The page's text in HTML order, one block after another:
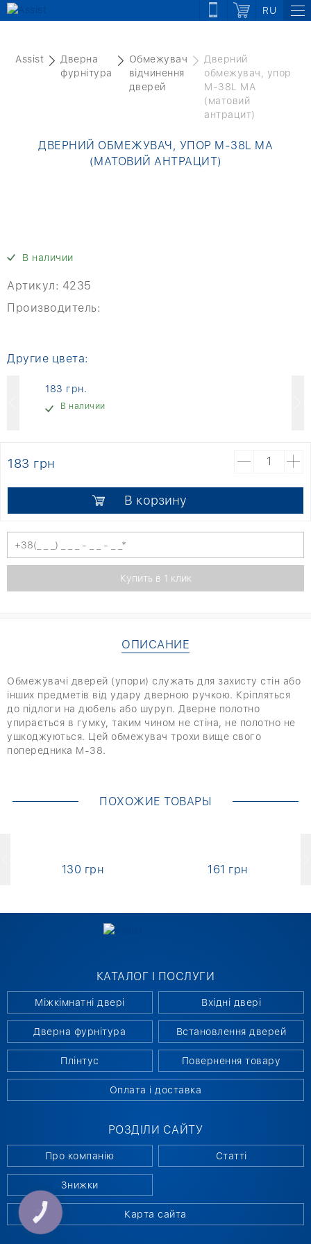
RU
Assist
Дверна
фурнітура
Обмежувач
відчинення
дверей
Дверний
обмежувач, упор
M-38L MA
(матовий
антрацит)
ДВЕРНИЙ ОБМЕЖУВАЧ, УПОР M-38L MA
(МАТОВИЙ АНТРАЦИТ)
В наличии
Артикул: 4235
Производитель:
Другие цвета:
183 грн.
В наличии
183 грн
В корзину
ОПИСАНИЕ
Обмежувачі дверей (упори) служать для захисту стін або
інших предметів від удару дверною ручкою. Кріпляться
до підлоги на дюбель або шуруп. Дверне полотно
упирається в гумку, таким чином не стіна, не полотно не
ушкоджуються. Цей обмежувач трохи вище свого
попередника M-38.
ПОХОЖИЕ ТОВАРЫ
130 грн 161 грн
КАТАЛОГ І ПОСЛУГИ
Міжкімнатні двері Вхідні двері
Дверна фурнітура Встановлення дверей
Плінтус Повернення товару
Оплата і доставка
РОЗДІЛИ САЙТУ
Про компанію Статті
Знижки
Карта сайта
КНОПКА
СВЯЗИ